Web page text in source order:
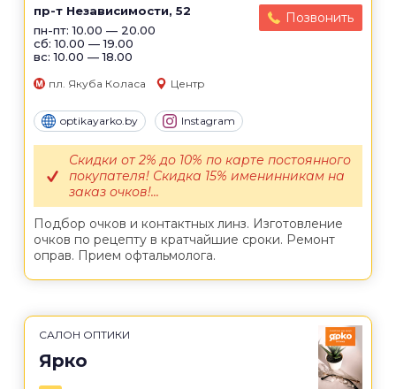
пр-т Независимости, 52
пн-пт: 10.00 — 20.00
сб: 10.00 — 19.00
вс: 10.00 — 18.00
Позвонить
пл. Якуба Коласа Центр
optikayarko.by Instagram
Подбор очков и контактных линз. Изготовление
очков по рецепту в кратчайшие сроки. Ремонт
оправ. Прием офтальмолога.
Скидки от 2% до 10% по карте постоянного
покупателя! Скидка 15% именинникам на
заказ очков!...
САЛОН ОПТИКИ
Ярко